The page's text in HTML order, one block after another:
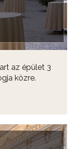
az épület 3
közre.